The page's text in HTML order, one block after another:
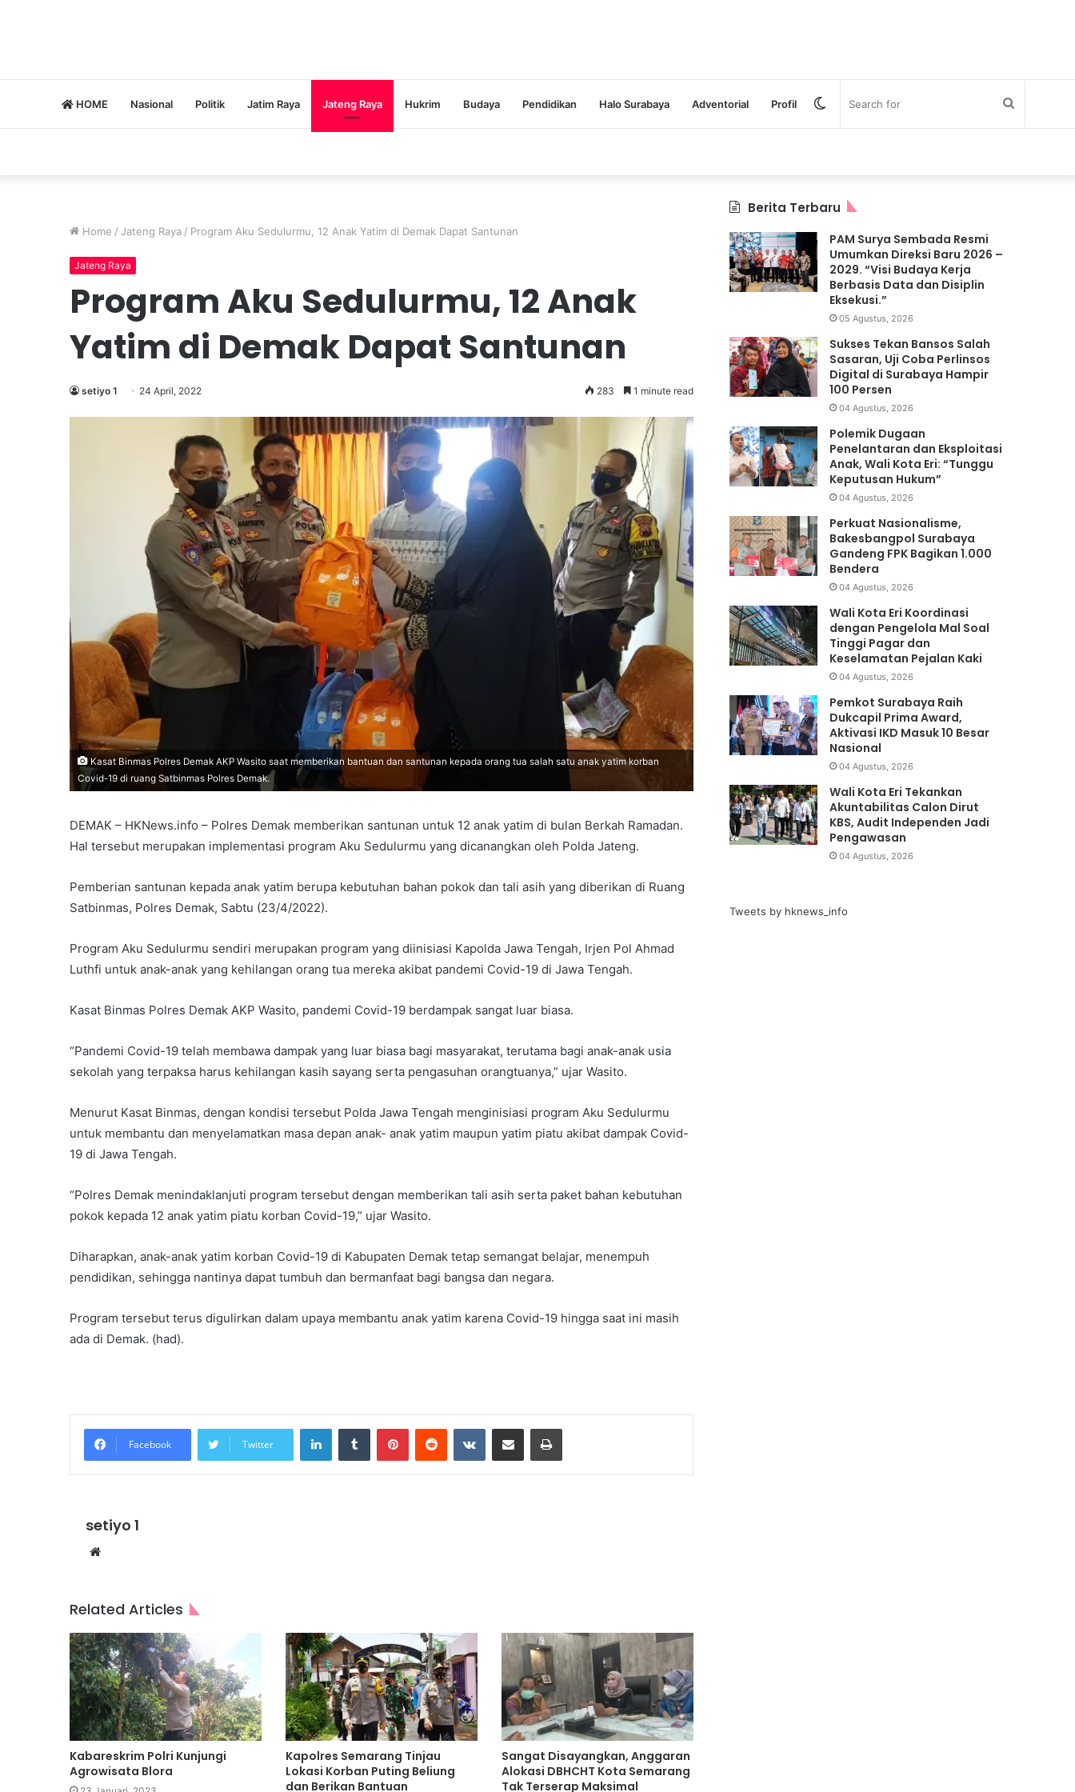
HOME Nasional Politik Jatim Raya Jateng Raya Hukrim Budaya Pendidikan Halo Surabaya Adventorial Profil Search
Switch
Home / Jateng Raya / Program Aku Sedulurmu, 12 Anak Yatim di Demak Dapat Santunan
Jateng Raya
Program Aku Sedulurmu, 12 Anak
Yatim di Demak Dapat Santunan
setiyo 1 24 April, 2022 283 1 minute read
Kasat Binmas Polres Demak AKP Wasito saat memberikan bantuan dan santunan kepada orang tua salah satu anak yatim korban
Covid-19 di ruang Satbinmas Polres Demak.
DEMAK – HKNews.info – Polres Demak memberikan santunan untuk 12 anak yatim di bulan Berkah Ramadan.
Hal tersebut merupakan implementasi program Aku Sedulurmu yang dicanangkan oleh Polda Jateng.
Pemberian santunan kepada anak yatim berupa kebutuhan bahan pokok dan tali asih yang diberikan di Ruang
Satbinmas, Polres Demak, Sabtu (23/4/2022).
Program Aku Sedulurmu sendiri merupakan program yang diinisiasi Kapolda Jawa Tengah, Irjen Pol Ahmad
Luthfi untuk anak-anak yang kehilangan orang tua mereka akibat pandemi Covid-19 di Jawa Tengah.
Kasat Binmas Polres Demak AKP Wasito, pandemi Covid-19 berdampak sangat luar biasa.
“Pandemi Covid-19 telah membawa dampak yang luar biasa bagi masyarakat, terutama bagi anak-anak usia
sekolah yang terpaksa harus kehilangan kasih sayang serta pengasuhan orangtuanya,” ujar Wasito.
Menurut Kasat Binmas, dengan kondisi tersebut Polda Jawa Tengah menginisiasi program Aku Sedulurmu
untuk membantu dan menyelamatkan masa depan anak- anak yatim maupun yatim piatu akibat dampak Covid-
19 di Jawa Tengah.
“Polres Demak menindaklanjuti program tersebut dengan memberikan tali asih serta paket bahan kebutuhan
pokok kepada 12 anak yatim piatu korban Covid-19,” ujar Wasito.
Diharapkan, anak-anak yatim korban Covid-19 di Kabupaten Demak tetap semangat belajar, menempuh
pendidikan, sehingga nantinya dapat tumbuh dan bermanfaat bagi bangsa dan negara.
Program tersebut terus digulirkan dalam upaya membantu anak yatim karena Covid-19 hingga saat ini masih
ada di Demak. (had).
Facebook Twitter
LinkedInTumblr PinterestReddit VKontakteShare via Email Print
setiyo 1
Website
Related Articles
Kabareskrim Polri Kunjungi
Agrowisata Blora
Kapolres Semarang Tinjau
Lokasi Korban Puting Beliung
dan Berikan Bantuan
Sangat Disayangkan, Anggaran
Alokasi DBHCHT Kota Semarang
Tak Terserap Maksimal
Berita Terbaru
PAM Surya Sembada Resmi
Umumkan Direksi Baru 2026 –
2029. “Visi Budaya Kerja
Berbasis Data dan Disiplin
Eksekusi.”
05 Agustus, 2026
Sukses Tekan Bansos Salah
Sasaran, Uji Coba Perlinsos
Digital di Surabaya Hampir
100 Persen
04 Agustus, 2026
Polemik Dugaan
Penelantaran dan Eksploitasi
Anak, Wali Kota Eri: “Tunggu
Keputusan Hukum”
04 Agustus, 2026
Perkuat Nasionalisme,
Bakesbangpol Surabaya
Gandeng FPK Bagikan 1.000
Bendera
04 Agustus, 2026
Wali Kota Eri Koordinasi
dengan Pengelola Mal Soal
Tinggi Pagar dan
Keselamatan Pejalan Kaki
04 Agustus, 2026
Pemkot Surabaya Raih
Dukcapil Prima Award,
Aktivasi IKD Masuk 10 Besar
Nasional
04 Agustus, 2026
Wali Kota Eri Tekankan
Akuntabilitas Calon Dirut
KBS, Audit Independen Jadi
Pengawasan
04 Agustus, 2026
Tweets by hknews_info